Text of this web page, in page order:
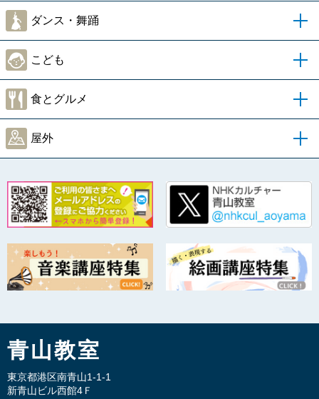
ダンス・舞踊
こども
食とグルメ
屋外
青山教室
東京都港区南青山1-1-1
新青山ビル西館4Ｆ